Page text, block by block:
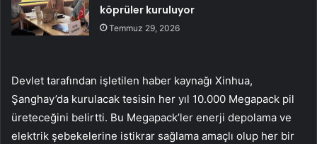
köprüler kuruluyor
Temmuz 29, 2026
Devlet tarafından işletilen haber kaynağı Xinhua,
Şanghay’da kurulacak tesisin her yıl 10.000 Megapack pil
üreteceğini belirtti. Bu Megapack’ler enerji depolama ve
elektrik şebekelerine istikrar sağlama amaçlı olup her bir